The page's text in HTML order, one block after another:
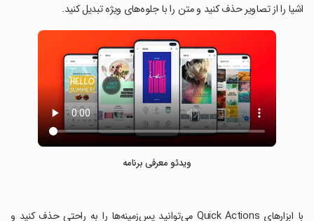
اشیا را از تصاویر حذف کنید و متن را با جلوه‌های ویژه تبدیل کنید.
ویدئو معرفی برنامه
‏با ابزارهای Quick Actions می‌توانید پس‌زمینه‌ها را به راحتی حذف کنید و